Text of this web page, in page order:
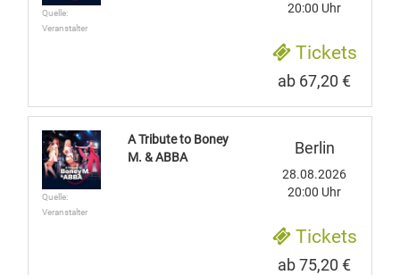
Quelle:
Veranstalter
20:00 Uhr
Tickets
ab 67,20 €
Quelle:
Veranstalter
A Tribute to Boney
M. & ABBA
Berlin
28.08.2026
20:00 Uhr
Tickets
ab 75,20 €